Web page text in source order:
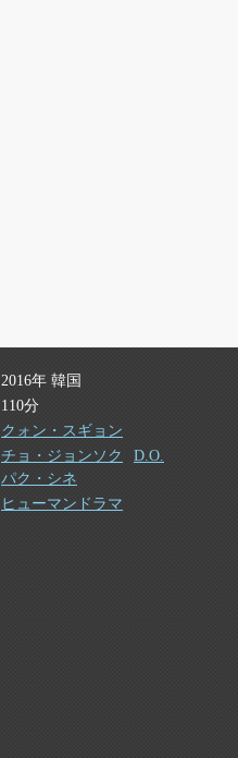
2016年 韓国
110分
クォン・スギョン
チョ・ジョンソク
D.O.
パク・シネ
ヒューマンドラマ